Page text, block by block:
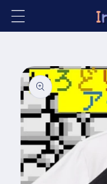
ンツに
商品情
報にス
キップ